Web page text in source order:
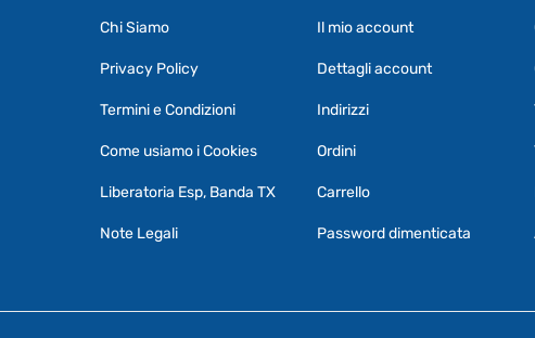
Chi Siamo
Privacy Policy
Termini e Condizioni
Come usiamo i Cookies
Liberatoria Esp, Banda TX
Note Legali
Il mio account
Dettagli account
Indirizzi
Ordini
Carrello
Password dimenticata